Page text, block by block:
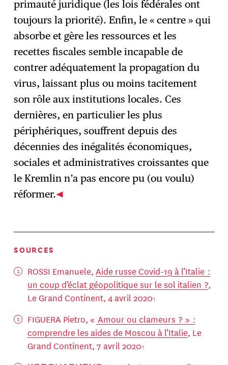
primauté juridique (les lois fédérales ont
toujours la priorité). Enfin, le « centre » qui
absorbe et gère les ressources et les
recettes fiscales semble incapable de
contrer adéquatement la propagation du
virus, laissant plus ou moins tacitement
son rôle aux institutions locales. Ces
dernières, en particulier les plus
périphériques, souffrent depuis des
décennies des inégalités économiques,
sociales et administratives croissantes que
le Kremlin n’a pas encore pu (ou voulu)
réformer.
SOURCES
ROSSI Emanuele, Aide russe Covid-19 à l’Italie :
un coup d’éclat géopolitique sur le sol italien ?,
Le Grand Continent, 4 avril 2020
FIGUERA Pietro, « Amour ou clameurs ? » :
comprendre les aides de Moscou à l’Italie, Le
Grand Continent, 7 avril 2020